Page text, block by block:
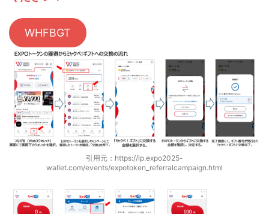
WHFBGT
引用元：https://lp.expo2025-
wallet.com/events/expotoken_referralcampaign.html